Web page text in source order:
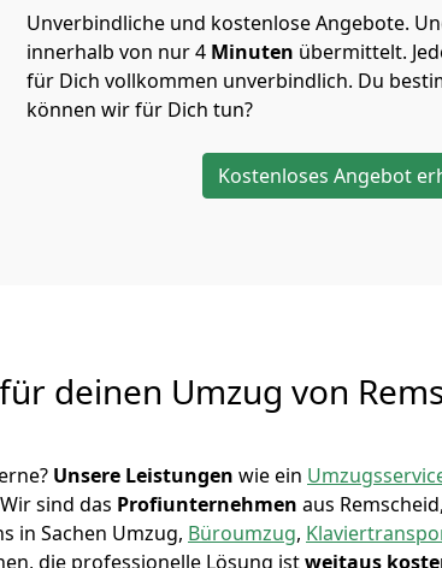
Unverbindliche und kostenlose Angebote.
innerhalb von nur4 Minuten übermittelt.
für Dich vollkommen unverbindlich. Du
können wir für Dich tun?
Kostenloses Angebot
deinen Umzug von
Unsere Leistungen wie ein
Wir sind das Profiunternehmen aus
in Sachen Umzug, Büroumzug,
die professionelle Lösung istweitaus